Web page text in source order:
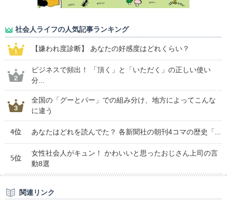
社会人ライフの人気記事ランキング
【嫌われ度診断】 あなたの好感度はどれくらい？
ビジネスで頻出！ 「頂く」と「いただく」の正しい使い
分...
全国の「グーとパー」での組み分け、地方によってこんな
に違う
4位 あなたはどれを読んでた？ 各新聞社の朝刊4コマの歴史「...
5位
女性社会人がキュン！ かわいいと思ったおじさん上司の言
動8選
関連リンク